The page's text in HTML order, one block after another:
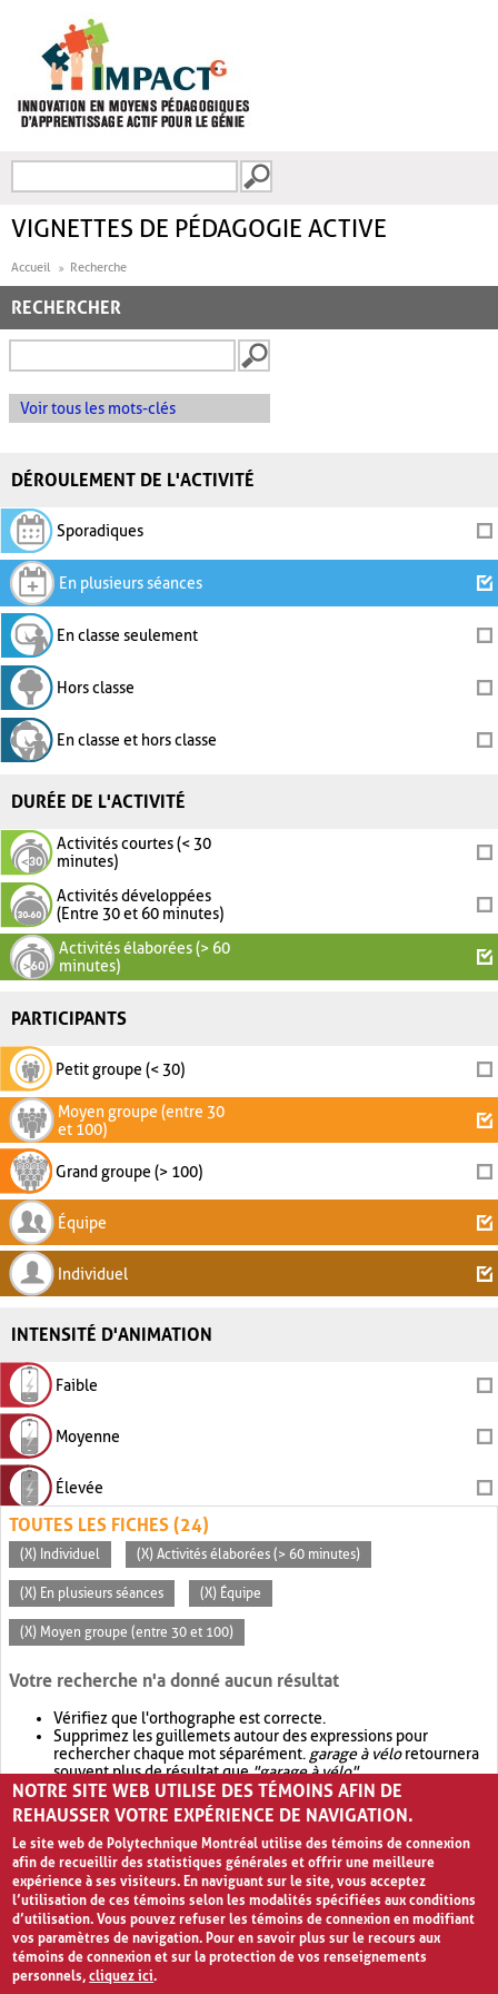
FORMULAIRE DE
VIGNETTES DE PÉDAGOGIE ACTIVE
Accueil Recherche
RECHERCHER
Voir tous les mots-clés
DÉROULEMENT DE L'ACTIVITÉ
Sporadiques
En plusieurs séances
En classe seulement
Hors classe
En classe et hors classe
DURÉE DE L'ACTIVITÉ
Activités courtes (< 30
minutes)
Activités développées
(Entre 30 et 60 minutes)
Activités élaborées (> 60
minutes)
PARTICIPANTS
Petit groupe (< 30)
Moyen groupe (entre 30
et 100)
Grand groupe (> 100)
Équipe
Individuel
INTENSITÉ D'ANIMATION
Faible
Moyenne
Élevée
TOUTES LES FICHES (24)
(X) Individuel (X) Activités élaborées (> 60 minutes)
(X) En plusieurs séances (X) Équipe
(X) Moyen groupe (entre 30 et 100)
Votre recherche n'a donné aucun résultat
Vérifiez que l'orthographe est correcte.
Supprimez les guillemets autour des expressions pour
rechercher chaque mot séparément. garage à véloretournera
souvent plus de résultat que"garage à vélo".
Envisagez d'élargir votre recherche avec OR.garage OR vélo
retournera souvent plus de résultat quegarage à vélo
NOTRE SITE WEB UTILISE DES TÉMOINS AFIN DE
REHAUSSER VOTRE EXPÉRIENCE DE NAVIGATION.
Le site web de Polytechnique Montréal utilise des témoins de connexion
afin de recueillir des statistiques générales et offrir une meilleure
expérience à ses visiteurs. En naviguant sur le site, vous acceptez
l’utilisation de ces témoins selon les modalités spécifiées aux conditions
d’utilisation. Vous pouvez refuser les témoins de connexion en modifiant
vos paramètres de navigation. Pour en savoir plus sur le recours aux
témoins de connexion et sur la protection de vos renseignements
personnels,cliquez ici.